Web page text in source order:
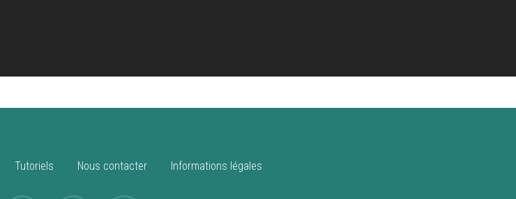
Tutoriels Nous contacter Informations légales